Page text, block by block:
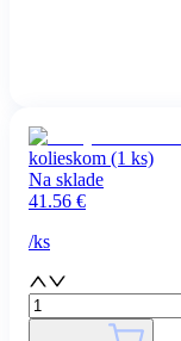
kolieskom (1 ks)
Na sklade
41.56 €
/ks